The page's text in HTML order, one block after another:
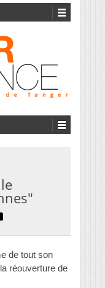
de tout son
réouverture de